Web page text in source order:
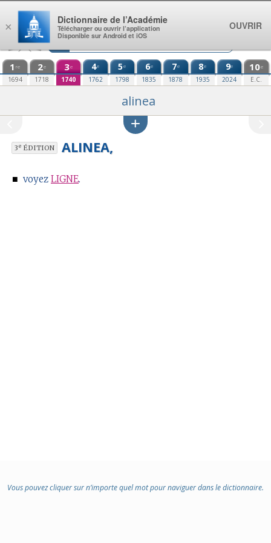
Aller au contenu
1 re
1694
2e
1718
3e
1740
4e
1762
5e
1798
6e
1835
7e
1878
8e
1935
9e
2024
10e
E.C.
alinea
3eÉDITION ALINEA,
■ voyez LIGNE.
Vous pouvez cliquer sur n’importe quel mot pour naviguer dans le dictionnaire.
×
Dictionnaire de l’Académie
Télécharger ou ouvrir l’application
Disponible sur Android et iOS
OUVRIR